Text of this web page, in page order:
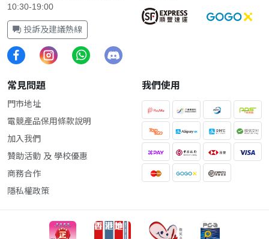
10:30-19:00
投訴及建議熱線
常見問題
門市地址
電競產品保用條款說明
加入我們
贊助活動 及 學校優惠
商務合作
隱私權政策
我們使用